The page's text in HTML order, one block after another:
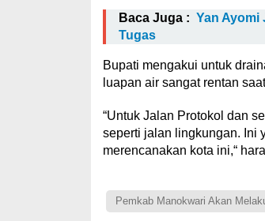
Baca Juga : Yan Ayomi
Tugas
Bupati mengakui untuk
luapan air sangat rentan
“Untuk Jalan Protokol dan
seperti jalan lingkungan. Ini
merencanakan kota ini,“
Pemkab Manokwari Akan